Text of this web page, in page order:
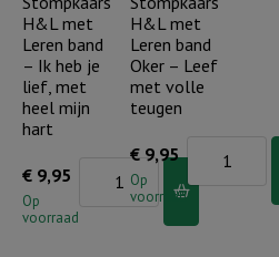
drievoudig
snoer..
aantal
ben
zo
trots
H&L met
Leren band
– Ik heb je
lief, met
heel mijn
hart
€ 9,95
Op
voorraad
Stompkaars
H&L met
Leren band
Oker – Leef
met volle
teugen
€ 9,95
Op
voorraad
Stompkaars
H&L